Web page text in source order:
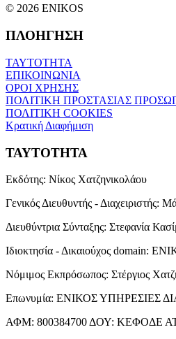
© 2026 ENIKOS
ΠΛΟΗΓΗΣΗ
ΤΑΥΤΟΤΗΤΑ
ΕΠΙΚΟΙΝΩΝΙΑ
ΟΡΟΙ ΧΡΗΣΗΣ
ΠΟΛΙΤΙΚΗ ΠΡΟΣΤΑΣΙΑΣ
ΠΟΛΙΤΙΚΗ COOKIES
Κρατική Διαφήμιση
ΤΑΥΤΟΤΗΤΑ
Εκδότης: Νίκος Χατζηνικολάου
Γενικός Διευθυντής - Διαχειριστής:
Διευθύντρια Σύνταξης: Στεφανία
Ιδιοκτησία - Δικαιούχος domain:
Νόμιμος Εκπρόσωπος: Στέργιος
Επωνυμία: ΕΝΙΚΟΣ ΥΠΗΡΕΣΙΕΣ
ΑΦΜ: 800384700 ΔΟΥ: ΚΕΦΟΔΕ